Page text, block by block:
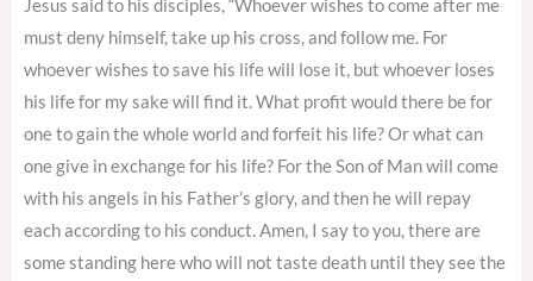
Jesus said to his disciples, “Whoever wishes to come after me
must deny himself, take up his cross, and follow me. For
whoever wishes to save his life will lose it, but whoever loses
his life for my sake will find it. What profit would there be for
one to gain the whole world and forfeit his life? Or what can
one give in exchange for his life? For the Son of Man will come
with his angels in his Father’s glory, and then he will repay
each according to his conduct. Amen, I say to you, there are
some standing here who will not taste death until they see the